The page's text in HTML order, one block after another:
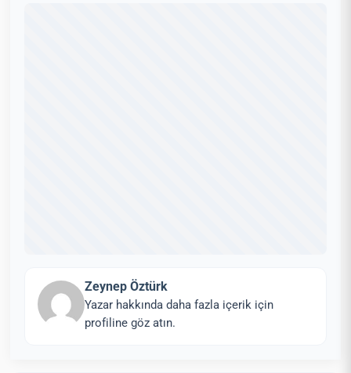
Zeynep Öztürk
Yazar hakkında daha fazla içerik için
profiline göz atın.